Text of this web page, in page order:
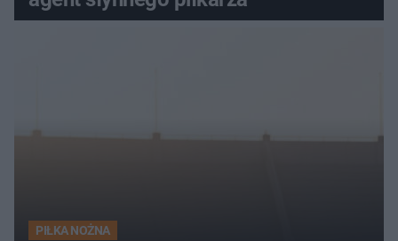
PIŁKA NOŻNA